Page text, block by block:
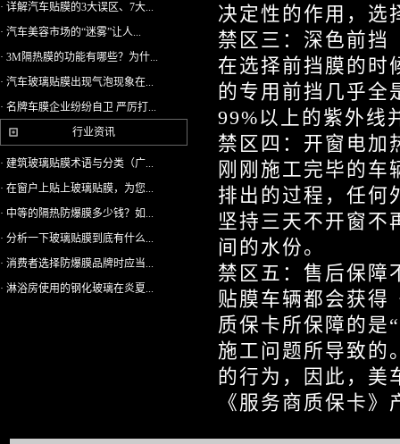
· 详解汽车贴膜的3大误区、7大...
· 汽车美容市场的“迷雾”让人...
· 3M隔热膜的功能有哪些？为什...
· 汽车玻璃贴膜出现气泡现象在...
· 名牌车膜企业纷纷自卫 严厉打...
行业资讯
· 建筑玻璃贴膜术语与分类（广...
· 在窗户上贴上玻璃贴膜，为您...
· 中等的隔热防爆膜多少钱？如...
· 分析一下玻璃贴膜到底有什么...
· 消费者选择防爆膜品牌时应当...
· 淋浴房使用的钢化玻璃在炎夏...
决定性的作用，选
禁区三：深色前挡
在选择前挡膜的时
的专用前挡几乎全
99%以上的紫外线
禁区四：开窗电加
刚刚施工完毕的车
排出的过程，任何
坚持三天不开窗不
间的水份。
禁区五：售后保障
贴膜车辆都会获得
质保卡所保障的是
施工问题所导致的
的行为，因此，美
《服务商质保卡